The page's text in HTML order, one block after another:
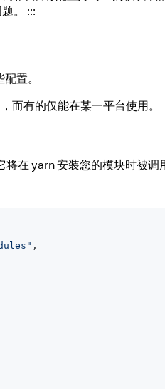
。 :::
置。
而有的仅能在某一平台使用。
将在 yarn 安装您的模块时被调
,